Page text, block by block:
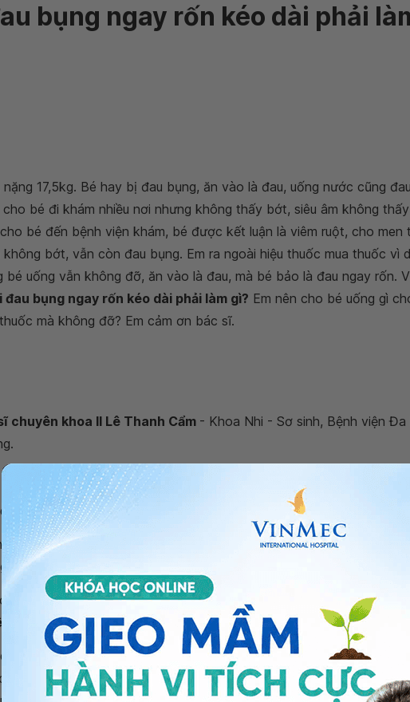
bụng ngay rốn kéo dài phải
17,5kg. Bé hay bị đau bụng, ăn vào là đau, uống nước cũng
cho bé đi khám nhiều nơi nhưng không thấy bớt, siêu âm không
bé đến bệnh viện khám, bé được kết luận là viêm ruột, cho men
bớt, vẫn còn đau bụng. Em ra ngoài hiệu thuốc mua thuốc vì
bé uống vẫn không đỡ, ăn vào là đau, mà bé bảo là đau ngay rốn.
bụng ngay rốn kéo dài phải làm gì? Em nên cho bé uống gì
mà không đỡ? Em cảm ơn bác sĩ.
chuyên khoa II Lê Thanh Cẩm - Khoa Nhi - Sơ sinh, Bệnh viện Đa
bụng ngay rốn kéo dài phải làm gì? ”, bác sĩ xin giải đáp như sau:
đau bụng quanh rốn
kéo dài, dù đã đi khám và điều trị nhiều loại
cải thiện hoàn toàn.
thể là biểu hiện của nhiều bệnh lý liên quan đến vùng bụng như
ruột ,... hay một số nhóm bệnh lý ngoại khoa khác.
dứt điểm tình trạng này, bạn nên đưa bé đến các bệnh viện có
các bác sĩ thăm khám, làm các xét nghiệm cần thiết và tư vấn các